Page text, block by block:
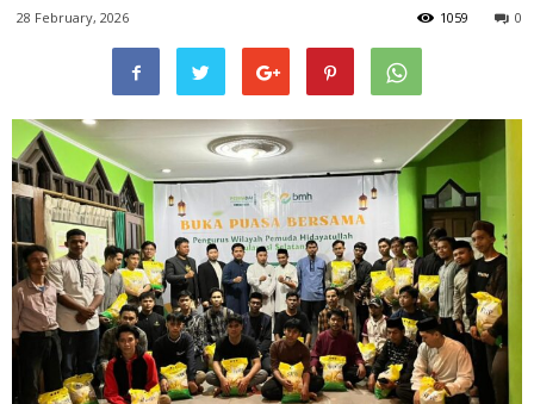
28 February, 2026 0
1059